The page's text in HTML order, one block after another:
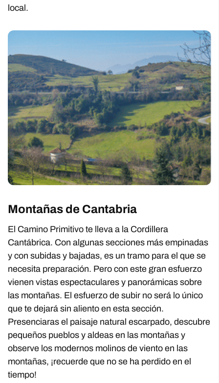
local.
Montañas de Cantabria
El Camino Primitivo te lleva a la Cordillera
Cantábrica. Con algunas secciones más empinadas
y con subidas y bajadas, es un tramo para el que se
necesita preparación. Pero con este gran esfuerzo
vienen vistas espectaculares y panorámicas sobre
las montañas. El esfuerzo de subir no será lo único
que te dejará sin aliento en esta sección.
Presenciaras el paisaje natural escarpado, descubre
pequeños pueblos y aldeas en las montañas y
observe los modernos molinos de viento en las
montañas, ¡recuerde que no se ha perdido en el
tiempo!